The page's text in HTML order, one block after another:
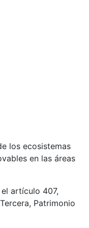
los ecosistemas
en las áreas
artículo 407,
Patrimonio